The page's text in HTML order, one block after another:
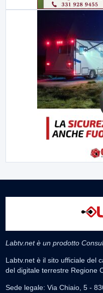
Labtv.net è un prodotto
Labtv.net è il sito ufficiale del
del digitale terrestre Regione
Sede legale: Via Chiaio, 5 -